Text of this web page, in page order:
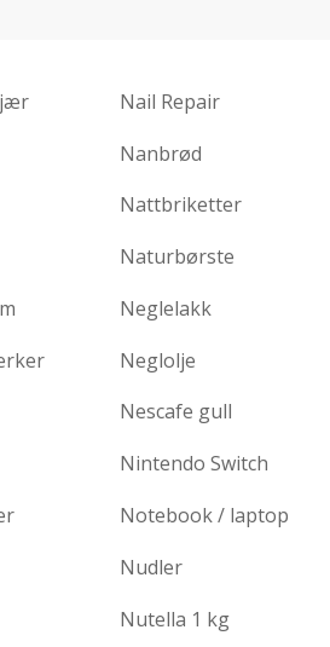
Nail Repair
Nanbrød
Nattbriketter
Naturbørste
Neglelakk
Neglolje
Nescafe gull
Nintendo Switch
Notebook / laptop
Nudler
Nutella 1 kg